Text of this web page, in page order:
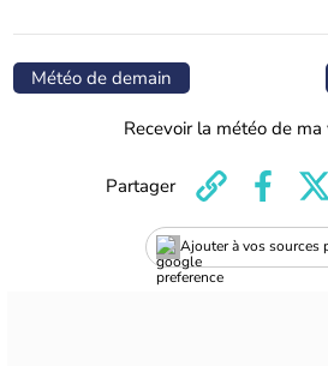
Météo de demain
Recevoir la météo de
Ajouter à vos sources
Partager